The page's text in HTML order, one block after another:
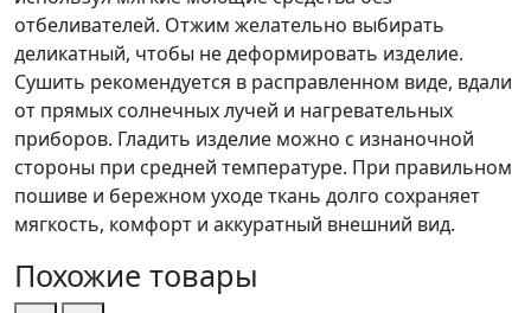
отбеливателей. Отжим желательно выбирать
деликатный, чтобы не деформировать изделие.
Сушить рекомендуется в расправленном виде, вдали
от прямых солнечных лучей и нагревательных
приборов. Гладить изделие можно с изнаночной
стороны при средней температуре. При правильном
пошиве и бережном уходе ткань долго сохраняет
мягкость, комфорт и аккуратный внешний вид.
Похожие товары